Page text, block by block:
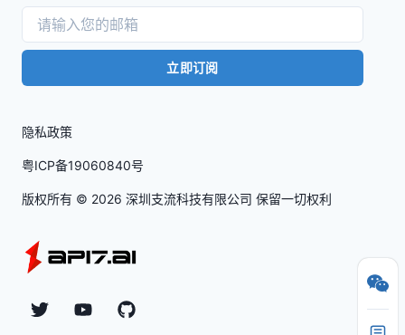
立即订阅
TwitterYouTubeGithub
隐私政策
粤ICP备19060840号
版权所有 © 2026 深圳支流科技有限公司 保留一切权利